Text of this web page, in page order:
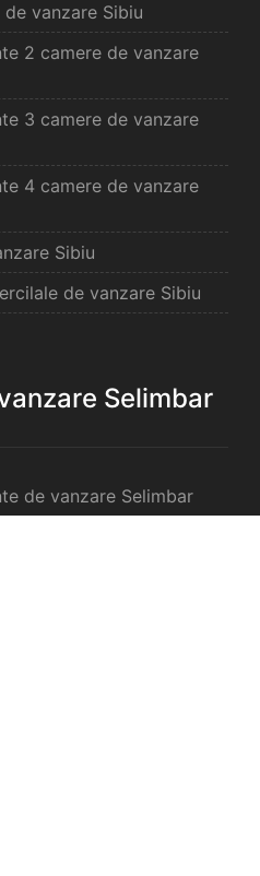
de vanzare Sibiu
2 camere de vanzare
3 camere de vanzare
4 camere de vanzare
Sibiu
de vanzare Sibiu
Selimbar
de vanzare Selimbar